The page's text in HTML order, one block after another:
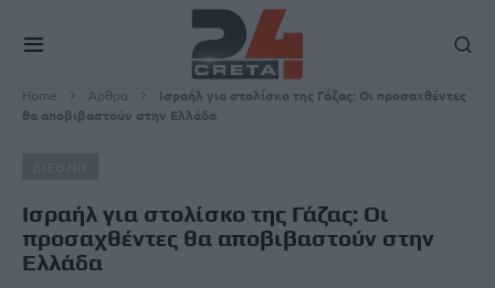
Home Άρθρα
Ισραήλ για στολίσκο της Γάζας: Οι προσαχθέντες
θα αποβιβαστούν στην Ελλάδα
Ισραήλ για στολίσκο της Γάζας: Οι
προσαχθέντες θα αποβιβαστούν στην
Ελλάδα